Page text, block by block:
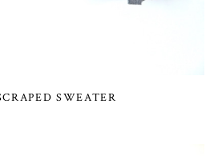
SWEATER